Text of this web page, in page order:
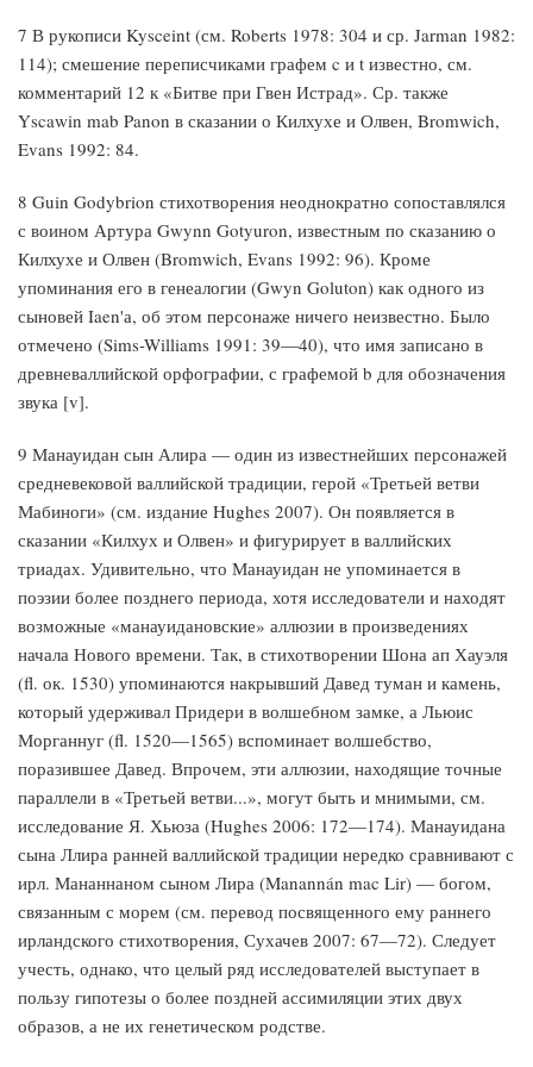
7 В рукописи Kysceint (см. Roberts 1978: 304 и ср. Jarman 1982:
114); смешение переписчиками графем c и t известно, см.
комментарий 12 к «Битве при Гвен Истрад». Ср. также
Yscawin mab Panon в сказании о Килхухе и Олвен, Bromwich,
Evans 1992: 84.
8 Guin Godybrion стихотворения неоднократно сопоставлялся
с воином Артура Gwynn Gotyuron, известным по сказанию о
Килхухе и Олвен (Bromwich, Evans 1992: 96). Кроме
упоминания его в генеалогии (Gwyn Goluton) как одного из
сыновей Iaen'а, об этом персонаже ничего неизвестно. Было
отмечено (Sims-Williams 1991: 39—40), что имя записано в
древневаллийской орфографии, с графемой b для обозначения
звука [v].
9 Манауидан сын Алира — один из известнейших персонажей
средневековой валлийской традиции, герой «Третьей ветви
Мабиноги» (см. издание Hughes 2007). Он появляется в
сказании «Килхух и Олвен» и фигурирует в валлийских
триадах. Удивительно, что Манауидан не упоминается в
поэзии более позднего периода, хотя исследователи и находят
возможные «манауидановские» аллюзии в произведениях
начала Нового времени. Так, в стихотворении Шона ап Хауэля
(fl. ок. 1530) упоминаются накрывший Давед туман и камень,
который удерживал Придери в волшебном замке, а Льюис
Морганнуг (fl. 1520—1565) вспоминает волшебство,
поразившее Давед. Впрочем, эти аллюзии, находящие точные
параллели в «Третьей ветви...», могут быть и мнимыми, см.
исследование Я. Хьюза (Hughes 2006: 172—174). Манауидана
сына Ллира ранней валлийской традиции нередко сравнивают с
ирл. Мананнаном сыном Лира (Manannán mac Lir) — богом,
связанным с морем (см. перевод посвященного ему раннего
ирландского стихотворения, Сухачев 2007: 67—72). Следует
учесть, однако, что целый ряд исследователей выступает в
пользу гипотезы о более поздней ассимиляции этих двух
образов, а не их генетическом родстве.